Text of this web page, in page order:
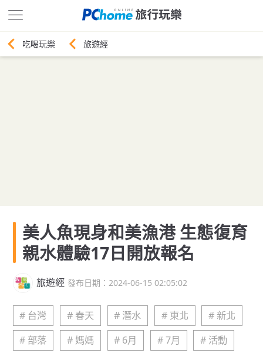
旅遊經
美人魚現身和美漁港 生態復育
親水體驗17日開放報名
旅遊經 發布日期：2024-06-15 02:05:02
# 台灣 # 春天 # 潛水 # 東北
# 新北
# 部落
# 媽媽 # 6月 # 7月
# 活動